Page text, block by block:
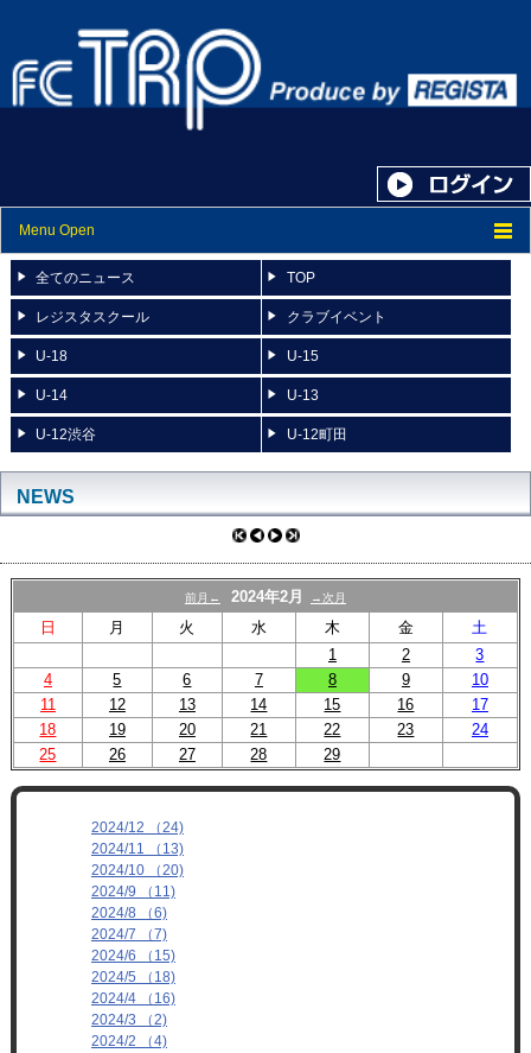
Menu Open
トップ
ニュース
スケジュール
スタッフ紹介
プロフィール
リンク
全てのニュース TOP
レジスタスクール クラブイベント
U-18 U-15
U-14 U-13
U-12渋谷 U-12町田
NEWS
前月← 2024年2月 →次月
日 月 火 水 木 金
土
1
2
3
4
5 6 7 8 9
10
11
12 13 14 15 16
17
18
19 20 21 22 23
24
25
26 27 28 29
2024/12 （24)
2024/11 （13)
2024/10 （20)
2024/9 （11)
2024/8 （6)
2024/7 （7)
2024/6 （15)
2024/5 （18)
2024/4 （16)
2024/3 （2)
2024/2 （4)